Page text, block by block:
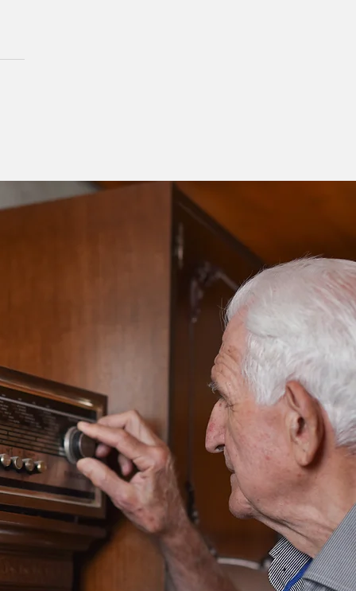
Sicredi na Praça 03